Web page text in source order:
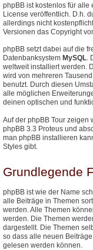
phpBB ist kostenlos für
License veröffentlich. D.h.
allerdings nicht
Versionen das Copyright
phpBB setzt dabei auf die
Datenbanksystem MySQL.
weltweit installiert werden.
wird von mehreren
benutzt. Durch diesen
alle möglichen
deinen optischen und
Auf der phpBB Tour zeigen
phpBB 3.3 Proteus und
man phpBB installieren
Styles gibt.
Grundlegende
phpBB ist wie der Name
alle Beiträge in Themen
werden. Alle Themen
werden. Die Themen
dargestellt. Die Themen
so dass alle neuen
gelesen werden können.